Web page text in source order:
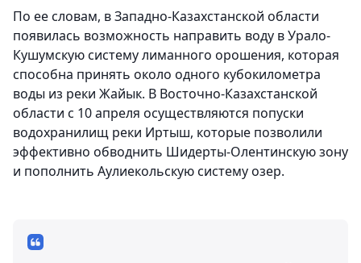
По ее словам, в Западно-Казахстанской области
появилась возможность направить воду в Урало-
Кушумскую систему лиманного орошения, которая
способна принять около одного кубокилометра
воды из реки Жайык. В Восточно-Казахстанской
области с 10 апреля осуществляются попуски
водохранилищ реки Иртыш, которые позволили
эффективно обводнить Шидерты-Олентинскую зону
и пополнить Аулиекольскую систему озер.